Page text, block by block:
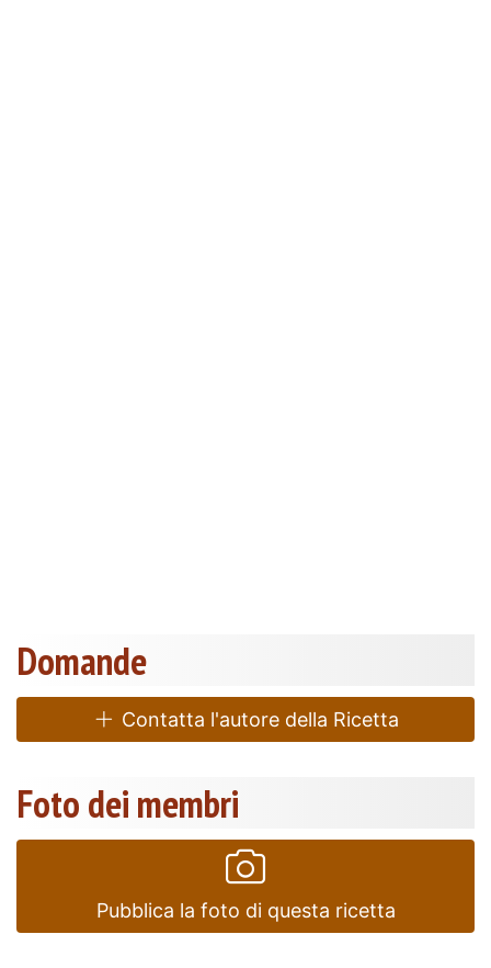
Domande
Contatta l'autore della Ricetta
Foto dei membri
Pubblica la foto di questa ricetta